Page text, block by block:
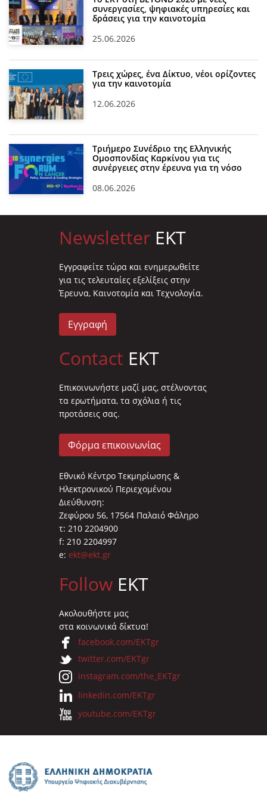
συνεργασίες, ψηφιακές υπηρεσίες και
δράσεις για την καινοτομία
25.06.2026
Τρεις χώρες, ένα Δίκτυο, νέοι ορίζοντες
για την καινοτομία
12.06.2026
Τριήμερο Συνέδριο της Ελληνικής
Ομοσπονδίας Καρκίνου για τις
συνέργειες στην έρευνα για τη νόσο
08.06.2026
Newsletter EKT
Eγγραφείτε τώρα και ενημερωθείτε
για τις τελευταίες εξελίξεις στην
Έρευνα, Καινοτομία και Τεχνολογία.
Εγγραφή
Contact EKT
Επικοινωνήστε μαζί μας, στέλνοντας
τα ερωτήματα, τα σχόλια ή τις
προτάσεις σας.
Φόρμα επικοινωνίας
Εθνικό Κέντρο Τεκμηρίωσης &
Ηλεκτρονικού Περιεχομένου
Διεύθυνση:
Ζεφύρου 56, 17564 Παλαιό Φάληρο
τ: 210 2204900
f: 210 2204997
e: ekt@ekt.gr
Follow EKT
Ακολουθήστε μας
στα κοινωνικά δίκτυα!
facebook.com/EKTgr
twitter.com/EKTgr
instagram.com/the_EKTgr
linkedin.com/EKTgr
youtube.com/EKTgr